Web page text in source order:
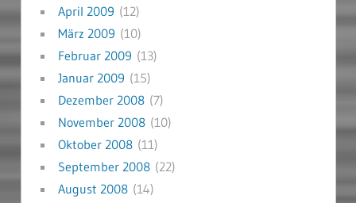
April 2009 (12)
März 2009 (10)
Februar 2009 (13)
Januar 2009 (15)
Dezember 2008(7)
November 2008(10)
Oktober 2008(11)
September 2008(22)
August 2008(14)